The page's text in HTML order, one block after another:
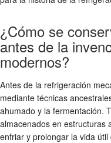
¿Cómo se
antes de la
modernos?
Antes de la refrigeración
mediante técnicas
ahumado y la fermentación.
almacenados en estructuras
enfriar y prolongar la vida